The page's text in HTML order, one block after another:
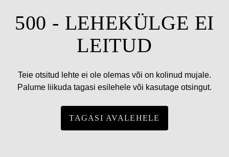
500 - LEHEKÜLGE EI
LEITUD
Teie otsitud lehte ei ole olemas või on kolinud mujale.
Palume liikuda tagasi esilehele või kasutage otsingut.
TAGASI AVALEHELE